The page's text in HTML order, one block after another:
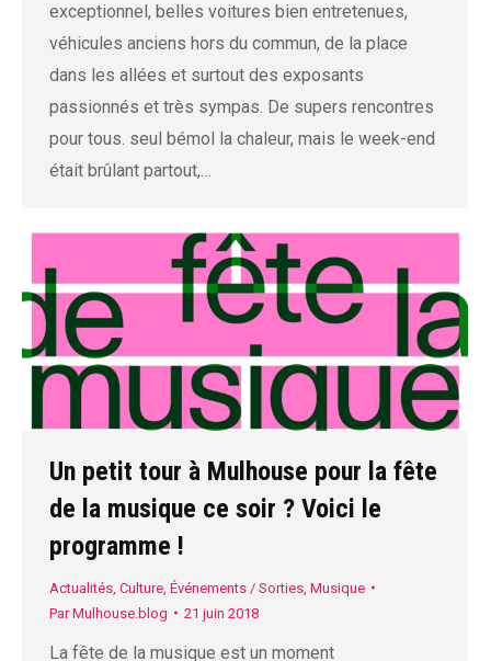
exceptionnel, belles voitures bien entretenues,
véhicules anciens hors du commun, de la place
dans les allées et surtout des exposants
passionnés et très sympas. De supers rencontres
pour tous. seul bémol la chaleur, mais le week-end
était brûlant partout,…
Un petit tour à Mulhouse pour la fête
de la musique ce soir ? Voici le
programme !
Actualités Culture Événements / Sorties Musique
ParMulhouse.blog 21 juin 2018
La fête de la musique est un moment